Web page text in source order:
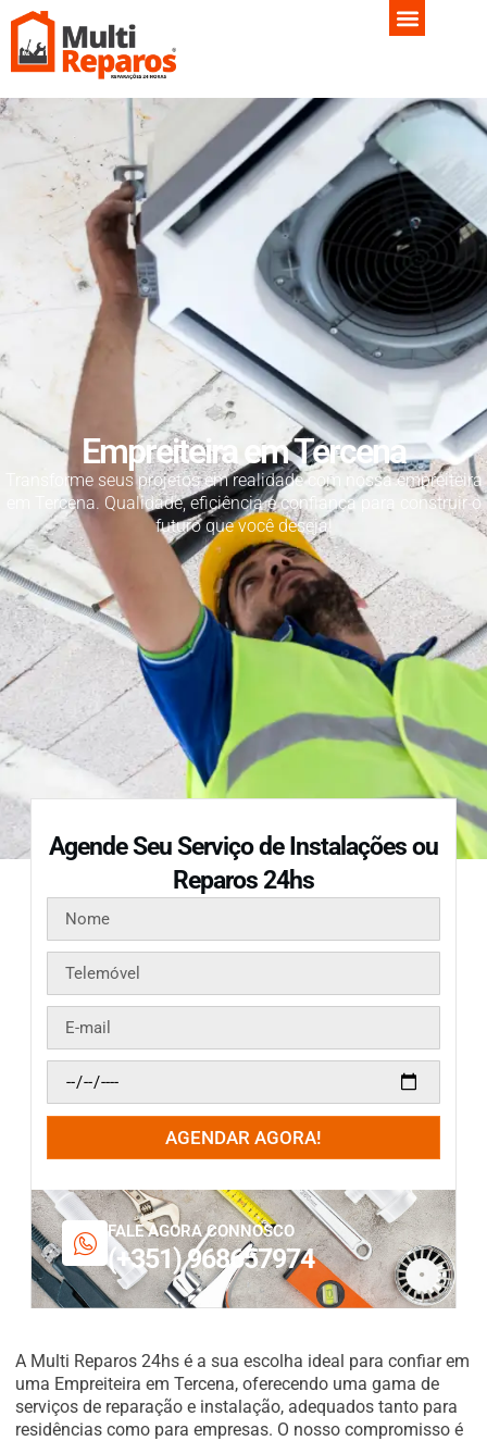
Empreiteira em Tercena
Transforme seus projetos em realidade com nossa empreiteira
em Tercena. Qualidade, eficiência e confiança para construir o
futuro que você deseja!
Agende Seu Serviço de Instalações ou
Reparos 24hs
AGENDAR AGORA!
FALE AGORA CONNOSCO
(+351) 968657974
A Multi Reparos 24hs é a sua escolha ideal para confiar em
uma Empreiteira em Tercena, oferecendo uma gama de
serviços de reparação e instalação, adequados tanto para
residências como para empresas. O nosso compromisso é